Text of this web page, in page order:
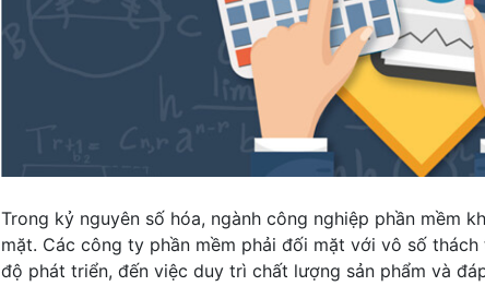
Trong kỷ nguyên số hóa, ngành công nghiệp phần mềm
mặt. Các công ty phần mềm phải đối mặt với vô số
độ phát triển, đến việc duy trì chất lượng sản phẩm và